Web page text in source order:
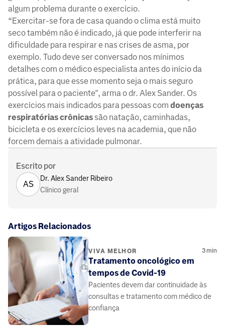
algum problema durante o exercício.
“Exercitar-se fora de casa quando o clima está muito
seco também não é indicado, já que pode interferir na
dificuldade para respirar e nas crises de asma, por
exemplo. Tudo deve ser conversado nos mínimos
detalhes com o médico especialista antes do início da
prática, para que esse momento seja o mais seguro
possível para o paciente", arma o dr. Alex Sander. Os
exercícios mais indicados para pessoas com doenças
respiratórias crônicassão natação, caminhadas,
bicicleta e os exercícios leves na academia, que não
forcem demais a atividade pulmonar.
Escrito por
AS
Dr. Alex Sander Ribeiro
Clínico geral
Artigos Relacionados
VIVA MELHOR 3min
Tratamento oncológico em
tempos de Covid-19
Pacientes devem dar continuidade às
consultas e tratamento com médico de
confiança